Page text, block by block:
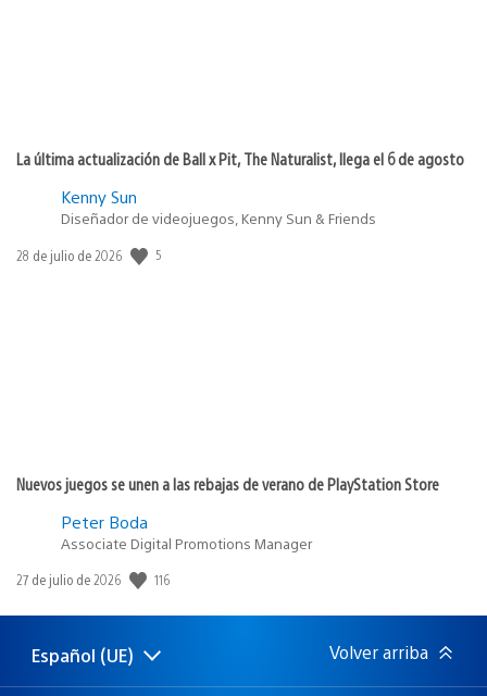
La última actualización de Ball x Pit, The Naturalist, llega el 6 de agosto
Kenny Sun
Diseñador de videojuegos, Kenny Sun & Friends
Fecha
28 de julio de 2026 5
Nuevos juegos se unen a las rebajas de verano de PlayStation Store
Peter Boda
Associate Digital Promotions Manager
Fecha
publicación:
27 de julio de 2026 116
Selecciona
Región
Español (UE) Volver arriba